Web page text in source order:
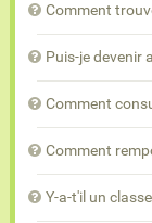
Comment
Puis-je devenir
Comment
Comment
Y-a-t'il un